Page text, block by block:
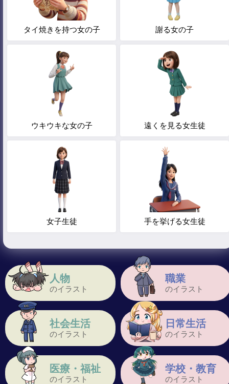
人物
のイラスト
職業
のイラスト
社会生活
のイラスト
日常生活
のイラスト
医療・福祉
のイラスト
学校・教育
のイラスト
タイ焼きを持つ女の子 謝る女の子
ウキウキな女の子 遠くを見る女生徒
女子生徒 手を挙げる女生徒